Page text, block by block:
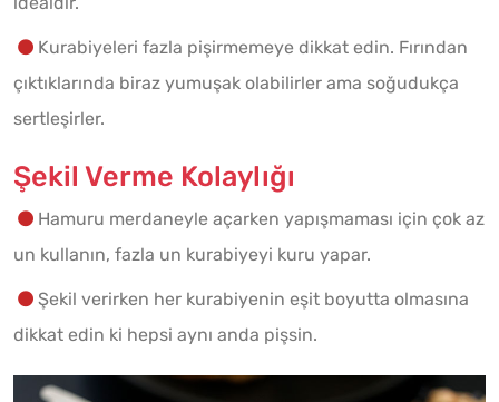
Kurabiyeleri fazla pişirmemeye dikkat edin. Fırından
çıktıklarında biraz yumuşak olabilirler ama soğudukça
sertleşirler.
Şekil Verme Kolaylığı
Hamuru merdaneyle açarken yapışmaması için çok az
un kullanın, fazla un kurabiyeyi kuru yapar.
Şekil verirken her kurabiyenin eşit boyutta olmasına
dikkat edin ki hepsi aynı anda pişsin.